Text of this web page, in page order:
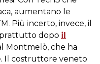
aumentano le
Più incerto, invece, il
dopo il
Montmelò, che ha
Il costruttore veneto